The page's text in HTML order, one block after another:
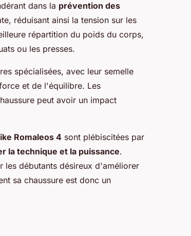
dans la prévention des
réduisant ainsi la tension sur les
répartition du poids du corps,
ou les presses.
spécialisées, avec leur semelle
et de l'équilibre. Les
peut avoir un impact
Romaleos 4 sont plébiscitées par
la technique et la puissance.
les débutants désireux d'améliorer
sa chaussure est donc un